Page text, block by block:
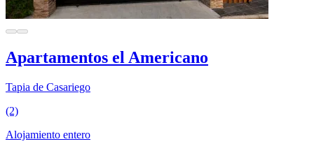
Apartamentos el Americano
Tapia de Casariego
(2)
Alojamiento entero